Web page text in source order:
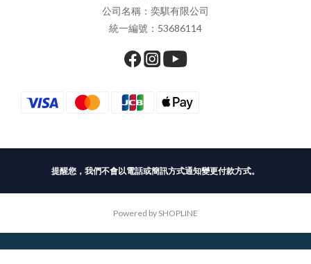
公司名稱：奕騏有限公司
統一編號：53686114
提醒您，我們不會以電話或簡訊方式通知變更付款方式。
Powered by SHOPLINE